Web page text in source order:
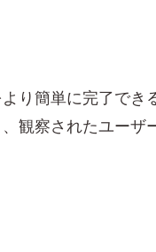
り簡単に完了でき
観察されたユーザ